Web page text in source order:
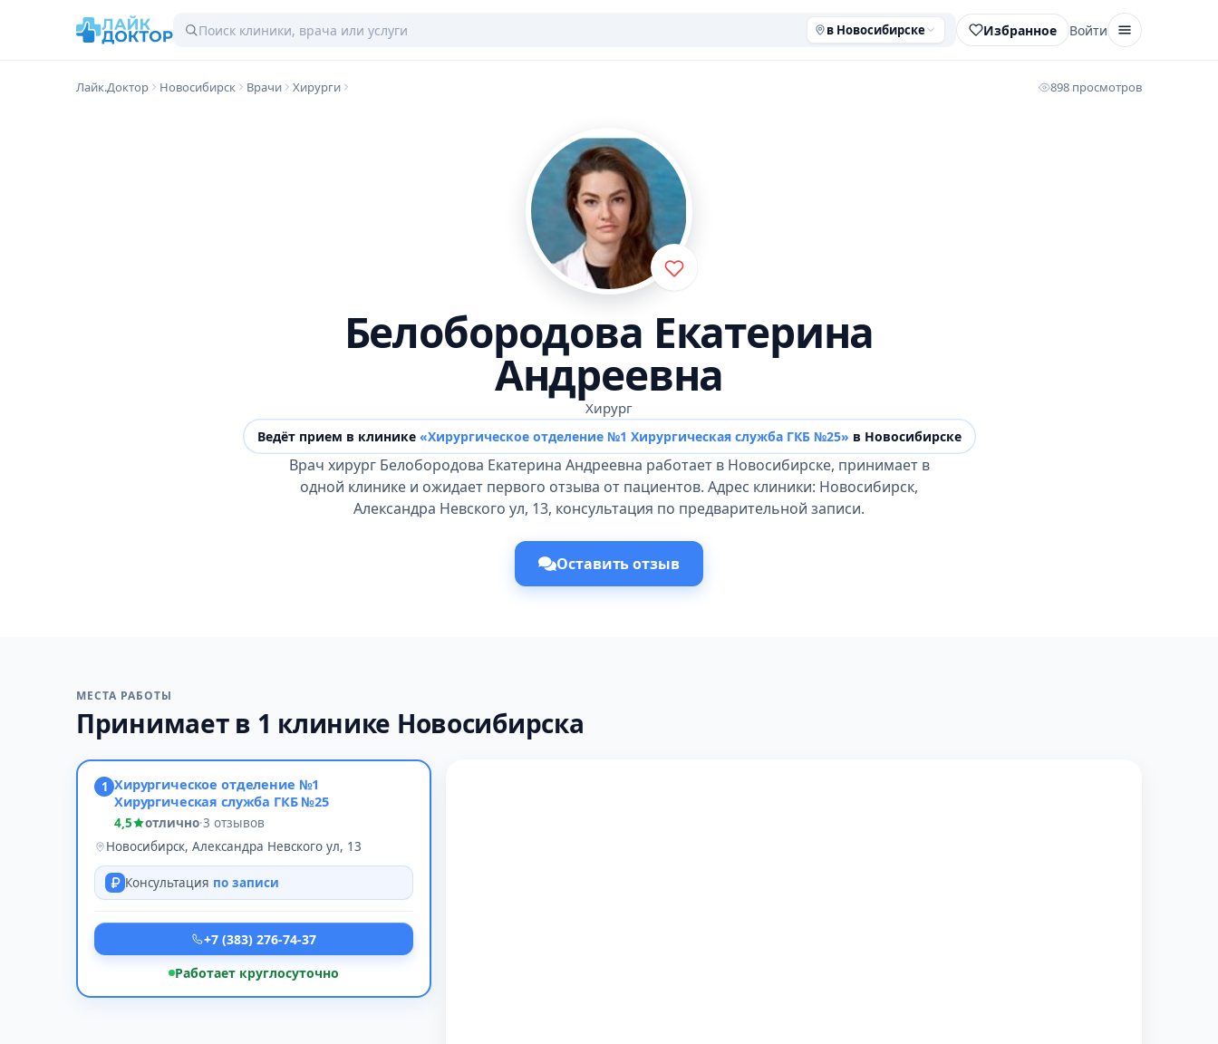
в Новосибирске Избранное Войти
Лайк.Доктор Новосибирск Врачи Хирурги 898 просмотров
Белобородова Екатерина
Андреевна
Хирург
Ведёт прием в клинике «Хирургическое отделение №1 Хирургическая служба ГКБ №25» в Новосибирске
Врач хирург Белобородова Екатерина Андреевна работает в Новосибирске, принимает в
одной клинике и ожидает первого отзыва от пациентов. Адрес клиники: Новосибирск,
Александра Невского ул, 13, консультация по предварительной записи.
Оставить отзыв
МЕСТА РАБОТЫ
Принимает в 1 клинике Новосибирска
1 Хирургическое отделение №1
Хирургическая служба ГКБ №25
4,5 отлично·3 отзывов
Новосибирск, Александра Невского ул, 13
Консультация по записи
+7 (383) 276-74-37
Работает круглосуточно